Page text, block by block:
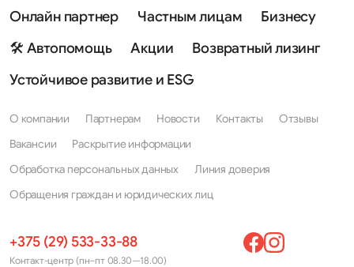
Онлайн партнер
Частным лицам
Бизнесу
🛠 Автопомощь
Акции
Возвратный лизинг
Устойчивое развитие и ESG
О компании Партнерам Новости Контакты
Отзывы
Вакансии
Раскрытие информации
Обработка персональных данных
Линия доверия
Обращения граждан и юридических лиц
+375 (29) 533-33-88
Контакт-центр (пн–пт 08.30—18.00)